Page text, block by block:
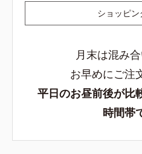
ショッピン
月末は混み
お早めにご注
平日のお昼前後が比
時間帯